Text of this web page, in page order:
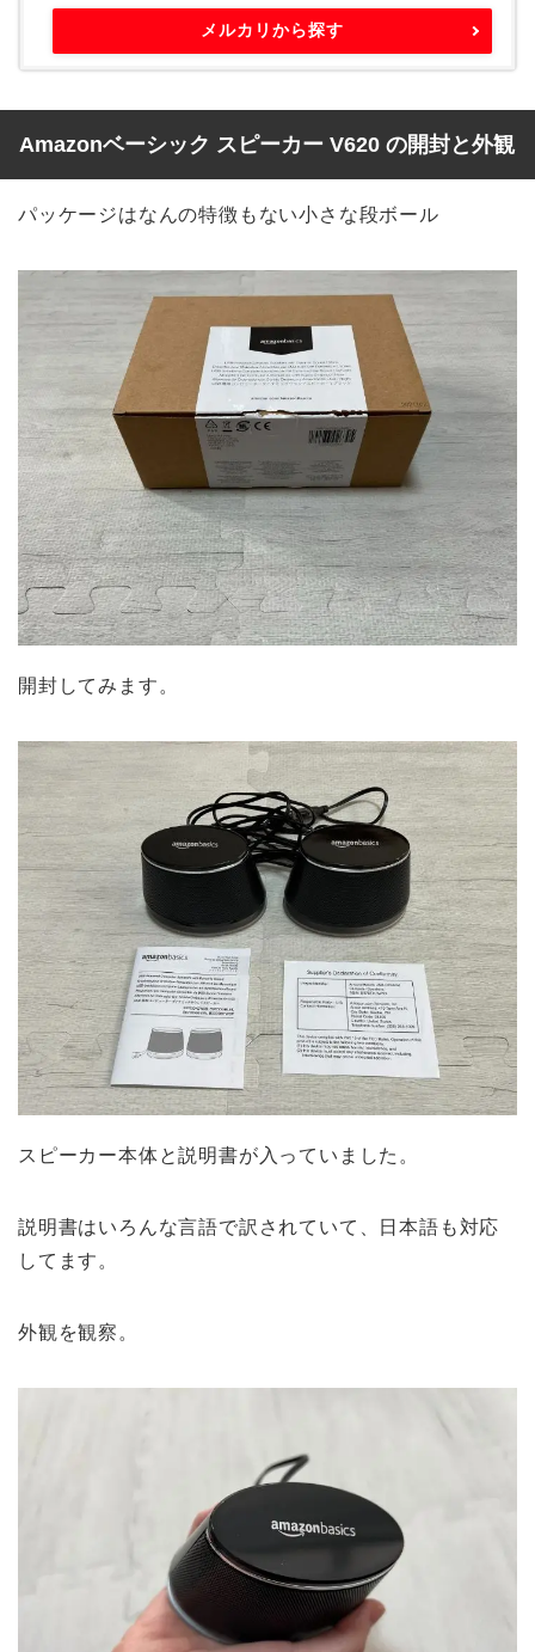
メルカリから探す
Amazonベーシック スピーカー V620 の開封と外観
パッケージはなんの特徴もない小さな段ボール
開封してみます。
スピーカー本体と説明書が入っていました。
説明書はいろんな言語で訳されていて、日本語も対応
してます。
外観を観察。